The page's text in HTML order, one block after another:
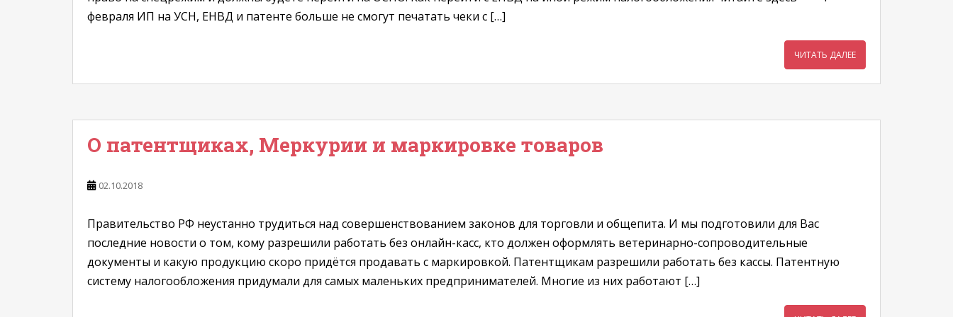
февраля ИП на УСН, ЕНВД и патенте больше не смогут печатать чеки с […]
ЧИТАТЬ ДАЛЕЕ
О патентщиках, Меркурии и маркировке товаров
02.10.2018
Правительство РФ неустанно трудиться над совершенствованием законов для торговли и общепита. И мы подготовили для Вас
последние новости о том, кому разрешили работать без онлайн-касс, кто должен оформлять ветеринарно-сопроводительные
документы и какую продукцию скоро придётся продавать с маркировкой. Патентщикам разрешили работать без кассы. Патентную
систему налогообложения придумали для самых маленьких предпринимателей. Многие из них работают […]